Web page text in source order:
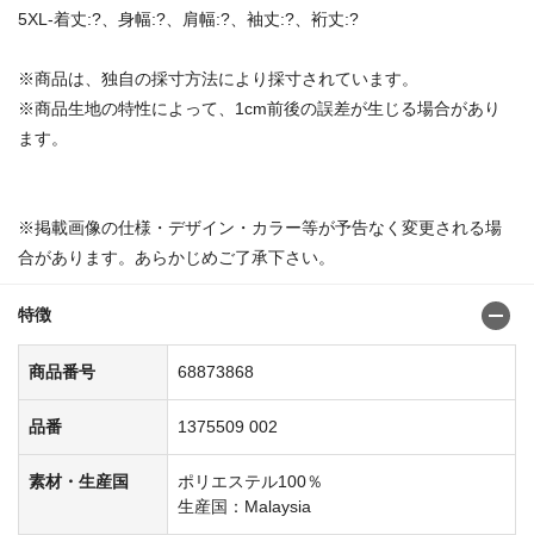
5XL-着丈:?、身幅:?、肩幅:?、袖丈:?、裄丈:?
※商品は、独自の採寸方法により採寸されています。
※商品生地の特性によって、1cm前後の誤差が生じる場合があり
ます。
※掲載画像の仕様・デザイン・カラー等が予告なく変更される場
合があります。あらかじめご了承下さい。
特徴
商品番号 68873868
品番 1375509 002
素材・生産国
ポリエステル100％
生産国：Malaysia